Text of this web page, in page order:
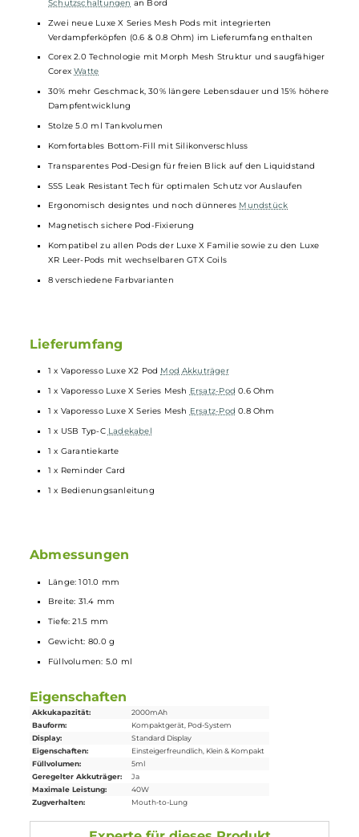
Integrierter 2000 mAh Ultra-High-Density Akku
USB Typ-C Charging mit 5V / 1.5A
Moderner Axon Chipsatz für absolute Top-Performance und
konstante Leistung
Automatische Leistungsregulierung gemäß des
Aktivierung über Feuerbutton und/oder Zugautomatik
Stylische LED Anzeige mit Vaporesso Logo zur optischen
Darstellung des Akkustandes (Grün = über 70%, Blau = 30-70%,
Rot = unter 30%)
Stufenlos und präzise regulierbare Slider Airflow-Control an der
Seite mit mehreren Lufteinlass-Slots
Luftstrom von strengem MTL bis lockerem MTL/RDL regulierbar
Schutzschaltungenan Bord
Corex 2.0 Technologie mit Morph Mesh Struktur und
Dampfentwicklung
SSS Leak Resistant Tech für optimalen Schutz vor Auslaufen
Kompatibel zu allen Pods der Luxe X Familie sowie zu den Luxe
Lieferumfang
1 x Vaporesso Luxe X2 Pod
1 x Vaporesso Luxe X Series Mesh
1 x Vaporesso Luxe X Series Mesh
1 x USB Typ-C Ladekabel
1 x Garantiekarte
1 x Reminder Card
1 x Bedienungsanleitung